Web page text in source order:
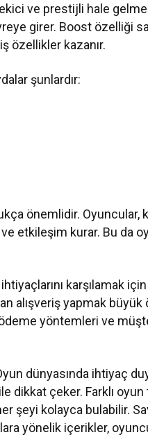
ve prestijli hale
girer. Boost özelliği
özellikler kazanır.
şunlardır:
önemlidir. Oyuncular,
etkileşim kurar. Bu da
karşılamak
alışveriş yapmak büyük
yöntemleri ve
dünyasında ihtiyaç
dikkat çeker. Farklı
şeyi kolayca bulabilir.
yönelik içerikler,